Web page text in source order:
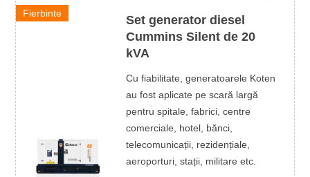
Fierbinte
Set generator diesel
Cummins Silent de 20
kVA
Cu fiabilitate, generatoarele Koten
au fost aplicate pe scară largă
pentru spitale, fabrici, centre
comerciale, hotel, bănci,
telecomunicații, rezidențiale,
aeroporturi, stații, militare etc.